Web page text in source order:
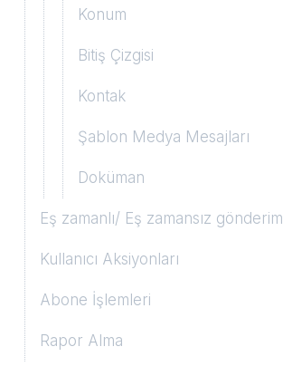
Konum
Bitiş Çizgisi
Kontak
Şablon Medya Mesajları
Doküman
Eş zamanlı/ Eş zamansız gönderim
Kullanıcı Aksiyonları
Mesaj Alma
Bildirim Alma
Abone İşlemleri
Rapor Alma